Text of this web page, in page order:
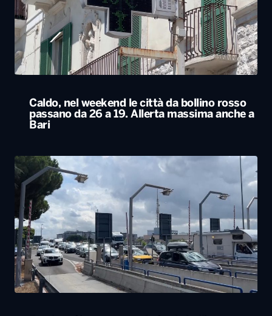
Caldo, nel weekend le città da bollino rosso
passano da 26 a 19. Allerta massima anche a
Bari